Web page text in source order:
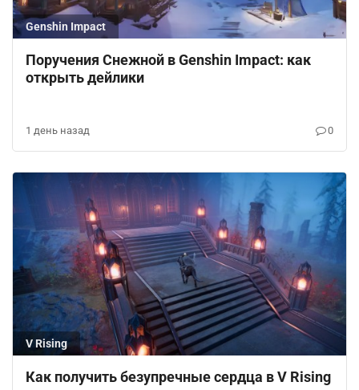
Genshin Impact
Поручения Снежной в Genshin Impact: как
открыть дейлики
1 день назад 0
V Rising
Как получить безупречные сердца в V Rising